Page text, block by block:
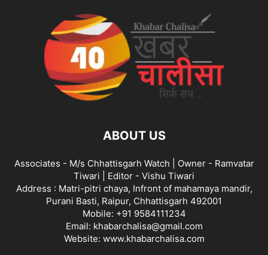
ABOUT US
Associates - M/s Chhattisgarh Watch | Owner - Ramvatar
Tiwari | Editor - Vishu Tiwari
Address : Matri-pitri chaya, Infront of mahamaya mandir,
Purani Basti, Raipur, Chhattisgarh 492001
Mobile: +91 9584111234
Email: khabarchalisa@gmail.com
Website: www.khabarchalisa.com